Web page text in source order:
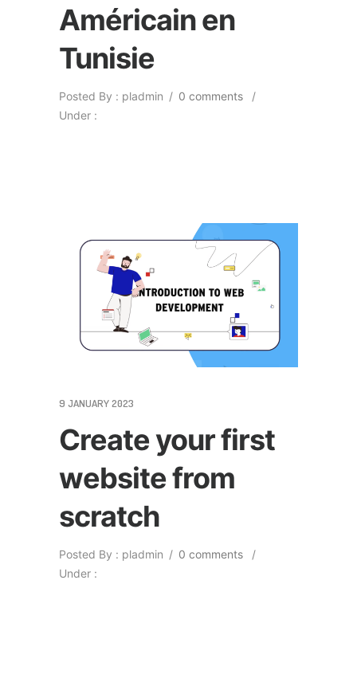
Américain en
Tunisie
Posted By : pladmin / 0 comments
/
Under :
9 JANUARY 2023
Create your first
website from
scratch
Posted By : pladmin / 0 comments
/
Under :